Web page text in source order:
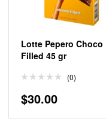
Lotte Pepero Choco
Filled 45 gr
(0)
$30.00